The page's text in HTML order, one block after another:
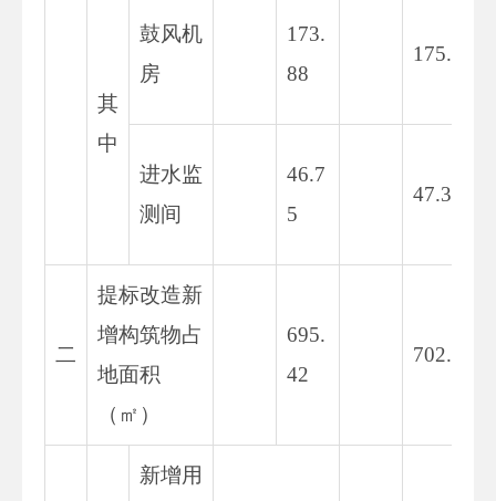
其
中
鼓风机
房
173.
88
175.84
进水监
测间
46.7
5
47.31
二
提标改造新
增构筑物占
地面积
（㎡）
695.
42
702.28
新增用